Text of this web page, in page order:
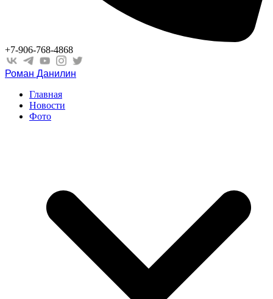
+7-906-768-4868
Роман Данилин
Главная
Новости
Фото